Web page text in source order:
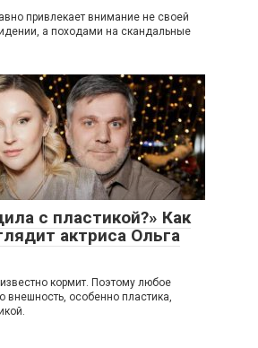
привлекает внимание не своей
а походами на скандальные
с пластикой?» Как
актриса Ольга
кормит. Поэтому любое
внешность, особенно пластика,